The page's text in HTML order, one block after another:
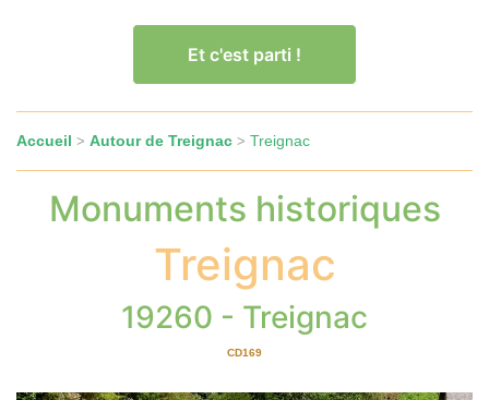
Et c'est parti !
Accueil > Autour de Treignac > Treignac
Monuments historiques
Treignac
19260 - Treignac
CD169